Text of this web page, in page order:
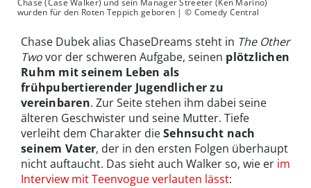
Chase (Case Walker) und sein Manager Streeter (Ken Marino)
wurden für den Roten Teppich geboren | © Comedy Central
Chase Dubek alias ChaseDreams steht in The Other
Twovor der schweren Aufgabe, seinen plötzlichen
Ruhm mit seinem Leben als
frühpubertierender Jugendlicher zu
vereinbaren. Zur Seite stehen ihm dabei seine
älteren Geschwister und seine Mutter. Tiefe
verleiht dem Charakter dieSehnsucht nach
seinem Vater, der in den ersten Folgen überhaupt
nicht auftaucht. Das sieht auch Walker so, wie er im
Interview mit Teenvogue verlauten lässt: